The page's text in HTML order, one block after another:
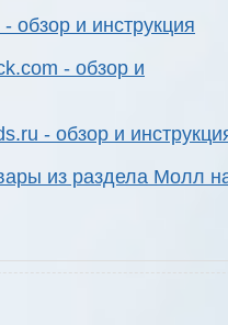
обзор и инструкция
- обзор и
- обзор и
из раздела Молл